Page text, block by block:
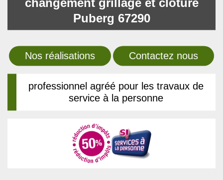
changement grillage et clôture
Puberg 67290
Nos réalisations Contactez nous
professionnel agréé pour les travaux de
service à la personne